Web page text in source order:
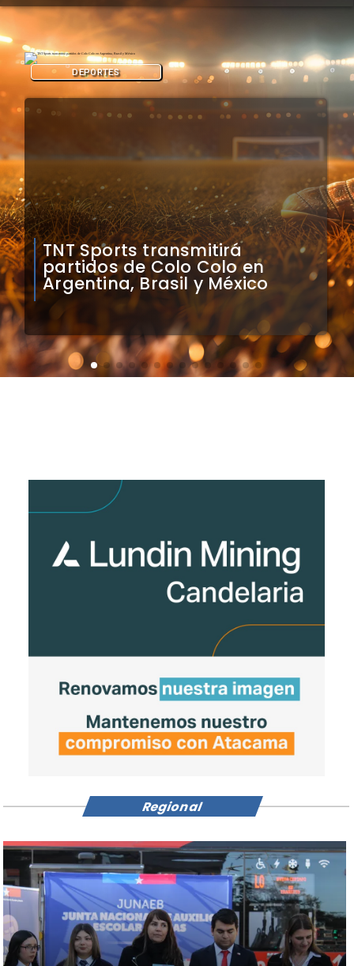
Mauricio Pinilla compara a
Colo Colo con Real Madrid de
Sudamérica
DEPORTES
Regional